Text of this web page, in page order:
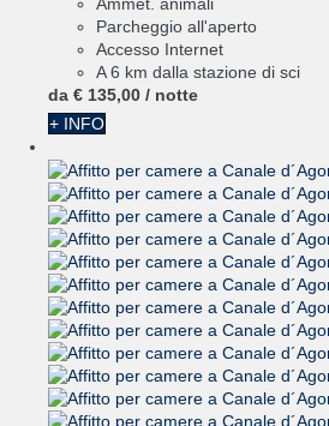
Parcheggio all'aperto
Accesso Internet
A 6 km dalla stazione di sci
da € 135,00 / notte
+ INFO